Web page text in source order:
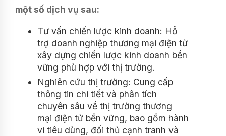
một số dịch vụ sau:
Tư vấn chiến lược kinh doanh: Hỗ
trợ doanh nghiệp thương mại điện tử
xây dựng chiến lược kinh doanh bền
vững phù hợp với thị trường.
Nghiên cứu thị trường: Cung cấp
thông tin chi tiết và phân tích
chuyên sâu về thị trường thương
mại điện tử bền vững, bao gồm hành
vi tiêu dùng, đối thủ cạnh tranh và